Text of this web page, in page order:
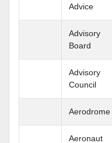
Advice
Advisory
Board
Advisory
Council
Aerodrome
Aeronaut